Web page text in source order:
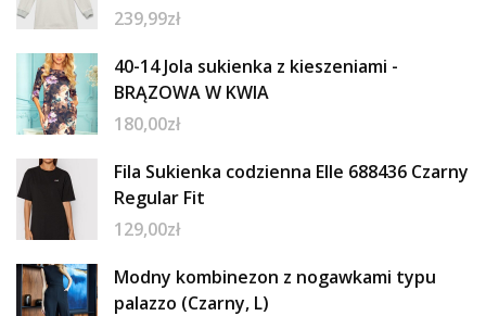
239,99zł
40-14 Jola sukienka z kieszeniami -
BRĄZOWA W KWIA
180,00zł
Fila Sukienka codzienna Elle 688436 Czarny
Regular Fit
129,00zł
Modny kombinezon z nogawkami typu
palazzo (Czarny, L)